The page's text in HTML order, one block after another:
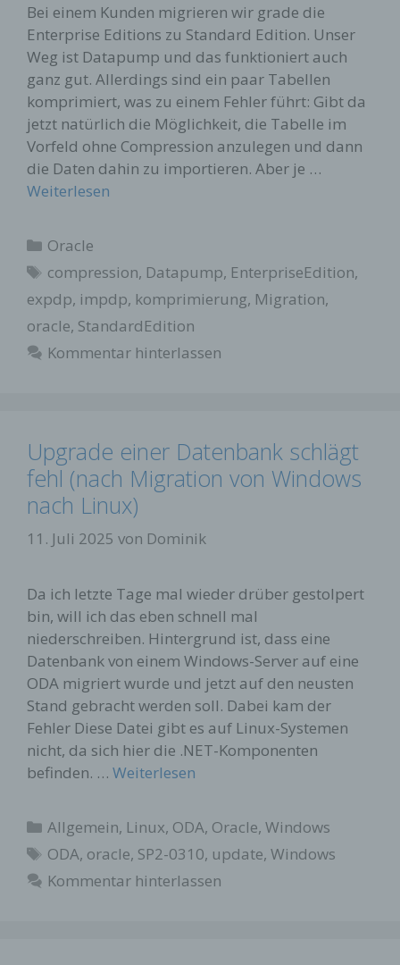
Bei einem Kunden migrieren wir grade die
Enterprise Editions zu Standard Edition. Unser
Weg ist Datapump und das funktioniert auch
ganz gut. Allerdings sind ein paar Tabellen
komprimiert, was zu einem Fehler führt: Gibt da
jetzt natürlich die Möglichkeit, die Tabelle im
Vorfeld ohne Compression anzulegen und dann
die Daten dahin zu importieren. Aber je …
Weiterlesen
Kategorien
Oracle
Schlagwörter
compression, Datapump, EnterpriseEdition,
expdp, impdp, komprimierung, Migration,
oracle, StandardEdition
Kommentar hinterlassen
Upgrade einer Datenbank schlägt
fehl (nach Migration von Windows
nach Linux)
11. Juli 2025 von Dominik
Da ich letzte Tage mal wieder drüber gestolpert
bin, will ich das eben schnell mal
niederschreiben. Hintergrund ist, dass eine
Datenbank von einem Windows-Server auf eine
ODA migriert wurde und jetzt auf den neusten
Stand gebracht werden soll. Dabei kam der
Fehler Diese Datei gibt es auf Linux-Systemen
nicht, da sich hier die .NET-Komponenten
befinden. … Weiterlesen
Kategorien
Allgemein, Linux, ODA, Oracle,Windows
Schlagwörter
ODA, oracle, SP2-0310, update,Windows
Kommentar hinterlassen